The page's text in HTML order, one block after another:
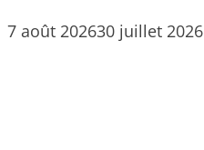
7 août 202630 juillet 2026